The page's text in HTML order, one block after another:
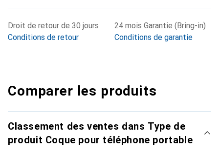
Droit de retour de 30 jours
Conditions de retour
24 mois Garantie (Bring-in)
Conditions de garantie
Comparer les produits
Classement des ventes dans Type de
produit Coque pour téléphone portable